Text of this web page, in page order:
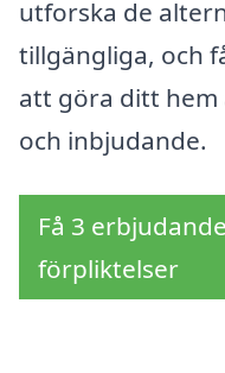
utforska de
tillgängliga, och
att göra ditt
och inbjudande.
Få 3
förpliktelser